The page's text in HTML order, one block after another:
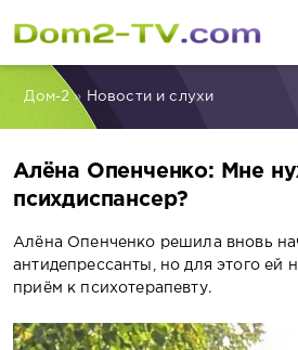
Дом-2» Новости и слухи
Алёна Опенченко: Мне
психдиспансер?
Алёна Опенченко решила вновь
антидепрессанты, но для этого ей
приём к психотерапевту.